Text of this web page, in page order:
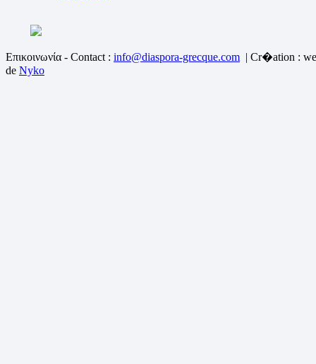
Επικοινωνία - Contact : info@diaspora-grecque.com | Cr�ation :
de Nyko